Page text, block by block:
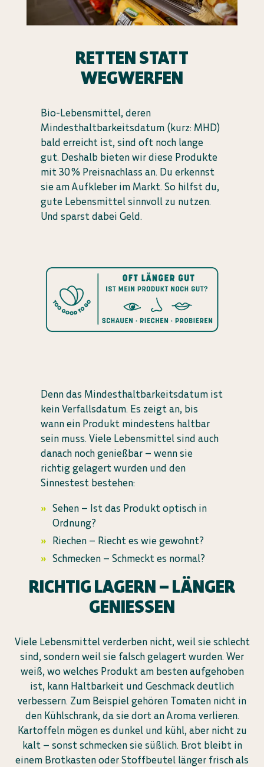
RETTEN STATT
WEGWERFEN
Bio-Lebensmittel, deren
Mindesthaltbarkeitsdatum (kurz: MHD)
bald erreicht ist, sind oft noch lange
gut. Deshalb bieten wir diese Produkte
mit 30 % Preisnachlass an. Du erkennst
sie am Aufkleber im Markt. So hilfst du,
gute Lebensmittel sinnvoll zu nutzen.
Und sparst dabei Geld.
Denn das Mindesthaltbarkeitsdatum ist
kein Verfallsdatum. Es zeigt an, bis
wann ein Produkt mindestens haltbar
sein muss. Viele Lebensmittel sind auch
danach noch genießbar – wenn sie
richtig gelagert wurden und den
Sinnestest bestehen:
Sehen – Ist das Produkt optisch in
Ordnung?
Riechen – Riecht es wie gewohnt?
Schmecken – Schmeckt es normal?
RICHTIG LAGERN – LÄNGER
GENIESSEN
Viele Lebensmittel verderben nicht, weil sie schlecht
sind, sondern weil sie falsch gelagert wurden. Wer
weiß, wo welches Produkt am besten aufgehoben
ist, kann Haltbarkeit und Geschmack deutlich
verbessern. Zum Beispiel gehören Tomaten nicht in
den Kühlschrank, da sie dort an Aroma verlieren.
Kartoffeln mögen es dunkel und kühl, aber nicht zu
kalt – sonst schmecken sie süßlich. Brot bleibt in
einem Brotkasten oder Stoffbeutel länger frisch als